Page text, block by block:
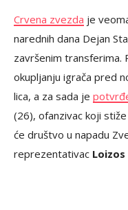
Crvena zvezda je
narednih dana Dejan
završenim transferima.
okupljanju igrača pred
lica, a za sada je
(26), ofanzivac koji
će društvo u napadu
reprezentativac Loizos